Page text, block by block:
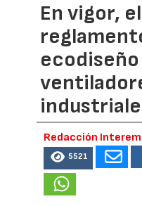
En vigor,
ecodiseño
Redacción
5521